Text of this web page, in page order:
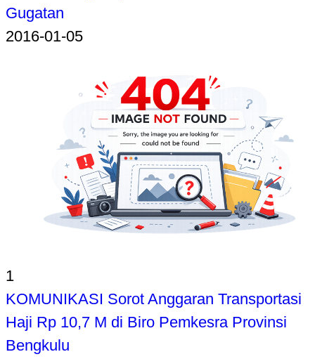
Gugatan
2016-01-05
1
KOMUNIKASI Sorot Anggaran Transportasi
Haji Rp 10,7 M di Biro Pemkesra Provinsi
Bengkulu